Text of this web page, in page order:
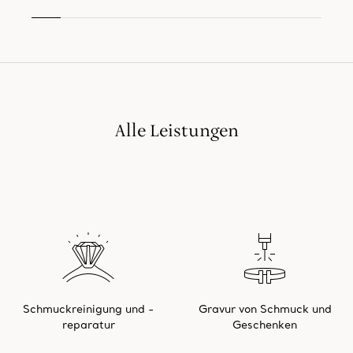
Alle Leistungen
Schmuckreinigung und -
reparatur
Gravur von Schmuck und
Geschenken